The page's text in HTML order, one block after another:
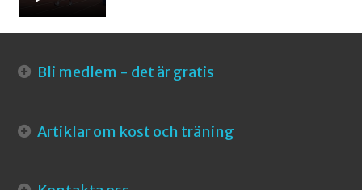
Bli medlem - det är gratis
Artiklar om kost och träning